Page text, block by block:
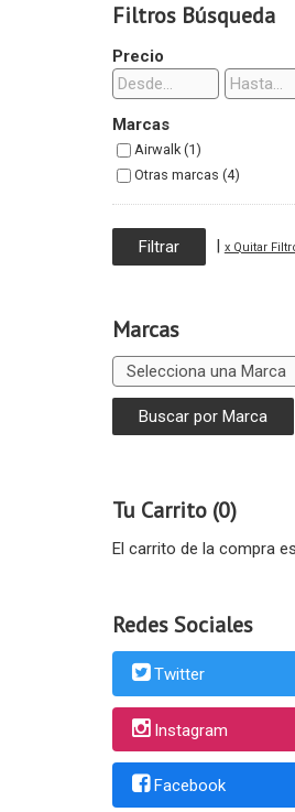
Filtros Búsqueda
Precio
Marcas
Airwalk (1)
Otras marcas (4)
| x Quitar
Marcas
Tu Carrito (0)
El carrito de la compra
Redes Sociales
Twitter
Instagram
Facebook